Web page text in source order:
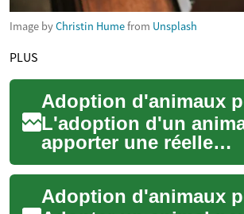
Image byChristin Humefrom Unsplash
PLUS
L'adoption d'un
apporter une réelle
transformation dans
des personnes âgées
présence